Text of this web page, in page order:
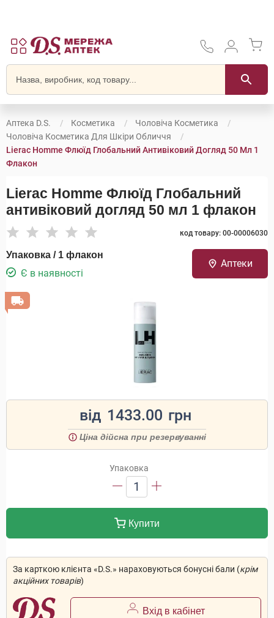
Аптека D.S. Косметика
Чоловіча Косметика
Чоловіча Косметика Для Шкіри Обличчя
Lierac Homme Флюїд Глобальний Антивіковий Догляд 50 Мл 1
Флакон
Lierac Homme Флюїд Глобальний
антивіковий догляд 50 мл 1 флакон
код товару: 00-00006030
Упаковка / 1 флакон
Є в наявності
Аптеки
від 1433.00 грн
Ціна дійсна при резервуванні
Упаковка
1
Купити
За карткою клієнта «D.S.» нараховуються бонусні бали (крім
акційних товарів)
Вхід в кабінет